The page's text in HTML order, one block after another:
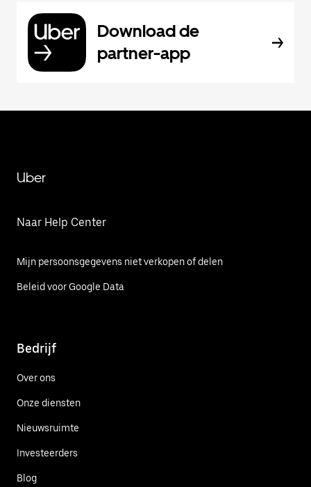
Download de
partner-app
Uber
Naar Help Center
Mijn persoonsgegevens niet verkopen of delen
Beleid voor Google Data
Bedrijf
Over ons
Onze diensten
Nieuwsruimte
Investeerders
Blog